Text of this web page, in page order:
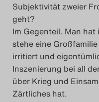
Subjektivität zweier
geht?
Im Gegenteil. Man
stehe eine
irritiert und
Inszenierung bei all
über Krieg und
Zärtliches hat.